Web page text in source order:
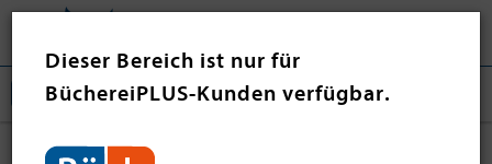
Dieser Bereich ist nur für
BüchereiPLUS-Kunden verfügbar.